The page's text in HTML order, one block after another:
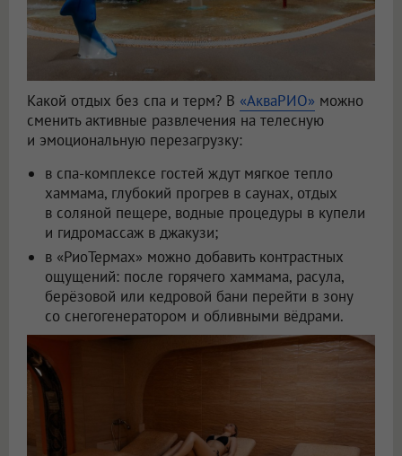
Какой отдых без спа и терм? В «АкваРИО» можно
сменить активные развлечения на телесную
и эмоциональную перезагрузку:
в спа-комплексе гостей ждут мягкое тепло
хаммама, глубокий прогрев в саунах, отдых
в соляной пещере, водные процедуры в купели
и гидромассаж в джакузи;
в «РиоТермах» можно добавить контрастных
ощущений: после горячего хаммама, расула,
берёзовой или кедровой бани перейти в зону
со снегогенератором и обливными вёдрами.